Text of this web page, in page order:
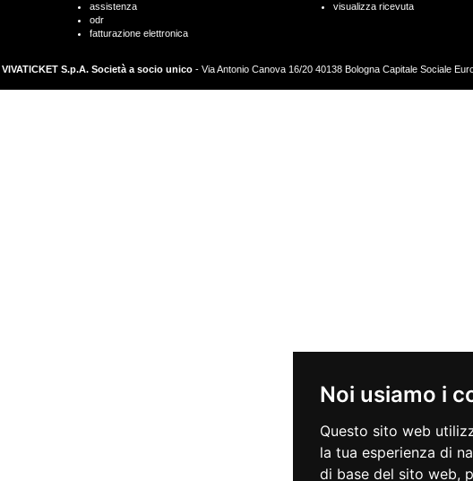
Noi usiamo i
Questo sito web
la tua esperienza di
di base del sito web,
assistenza
odr
fatturazione elettronica
visualizza ricevuta
VIVATICKET S.p.A. Società a socio unico- Via Antonio Canova 16/20 40138 Bologna Capitale Sociale